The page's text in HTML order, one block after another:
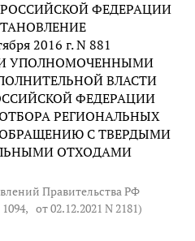
ФЕДЕРАЦИИ
2016 г. N 881
УПОЛНОМОЧЕННЫМИ
ВЛАСТИ
ФЕДЕРАЦИИ
РЕГИОНАЛЬНЫХ
С ТВЕРДЫМИ
ОТХОДАМИ
Правительства РФ
, от 02.12.2021 N 2181)